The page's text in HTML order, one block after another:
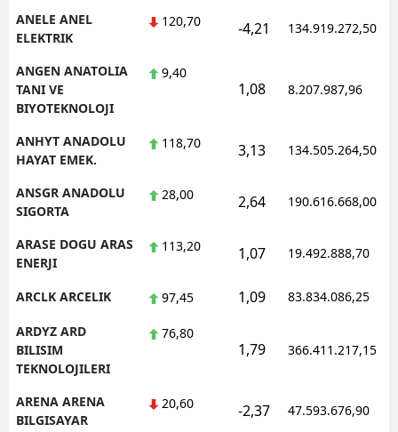
ANELE ANEL
ELEKTRIK
120,70 -4,21 134.919.272,50
ANGEN ANATOLIA
TANI VE
BIYOTEKNOLOJI
9,40
1,08 8.207.987,96
ANHYT ANADOLU
HAYAT EMEK.
118,70 3,13 134.505.264,50
ANSGR ANADOLU
SIGORTA
28,00 2,64 190.616.668,00
ARASE DOGU ARAS
ENERJI
113,20 1,07 19.492.888,70
ARCLK ARCELIK 97,45 1,09 83.834.086,25
ARDYZ ARD
BILISIM
TEKNOLOJILERI
76,80
1,79 366.411.217,15
ARENA ARENA
BILGISAYAR
20,60 -2,37 47.593.676,90